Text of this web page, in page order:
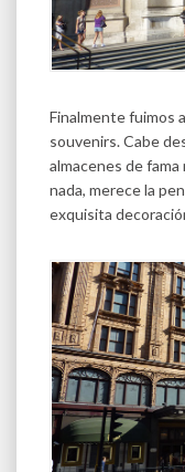
Finalmente fuimos
souvenirs. Cabe
almacenes de
nada, merece la
exquisita